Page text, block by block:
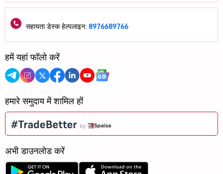
सहायता डेस्क हेल्पलाइन: 8976689766
हमें यहां फॉलो करें
हमारे समुदाय में शामिल हों
अभी डाउनलोड करें